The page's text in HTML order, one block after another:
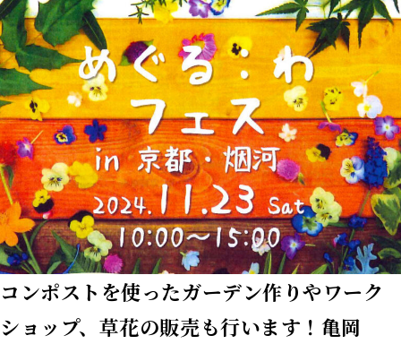
コンポストを使ったガーデン作りやワーク
ショップ、草花の販売も行います！亀岡